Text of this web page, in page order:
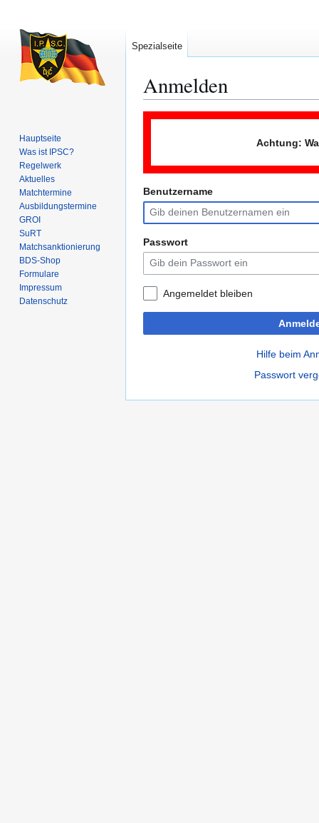
Anmelden
Zur
Zur
Achtung:
Benutzername
Passwort
Angemeldet bleiben
Hilfe beim
Passwort
Spezialseite
Hauptseite
Was ist IPSC?
Regelwerk
Aktuelles
Matchtermine
Ausbildungs­termine
GROI
SuRT
Match­sanktionierung
BDS-Shop
Formulare
Impressum
Datenschutz